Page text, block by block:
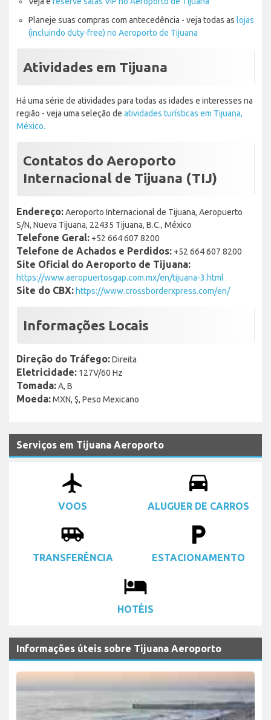
Planeje suas compras com antecedência - veja todas as lojas
(incluindo duty-free) no Aeroporto de Tijuana
Atividades em Tijuana
Há uma série de atividades para todas as idades e interesses na
região - veja uma seleção de atividades turísticas em Tijuana,
México.
Contatos do Aeroporto
Internacional de Tijuana (TIJ)
Endereço:Aeroporto Internacional de Tijuana, Aeropuerto
S/N, Nueva Tijuana, 22435 Tijuana, B.C., México
Telefone Geral: +52 664 607 8200
Telefone de Achados e Perdidos: +52 664 607 8200
Site Oficial do Aeroporto de Tijuana:
https://www.aeropuertosgap.com.mx/en/tijuana-3.html
Site do CBX: https://www.crossborderxpress.com/en/
Informações Locais
Direção do Tráfego:Direita
Eletricidade: 127V/60 Hz
Tomada:A, B
Moeda:MXN, $, Peso Mexicano
Serviços em Tijuana Aeroporto
airplanemode_active
VOOS
drive_eta
ALUGUER DE CARROS
airport_shuttle
TRANSFERÊNCIA
local_parking
ESTACIONAMENTO
local_hotel
HOTÉIS
Informações úteis sobre Tijuana Aeroporto